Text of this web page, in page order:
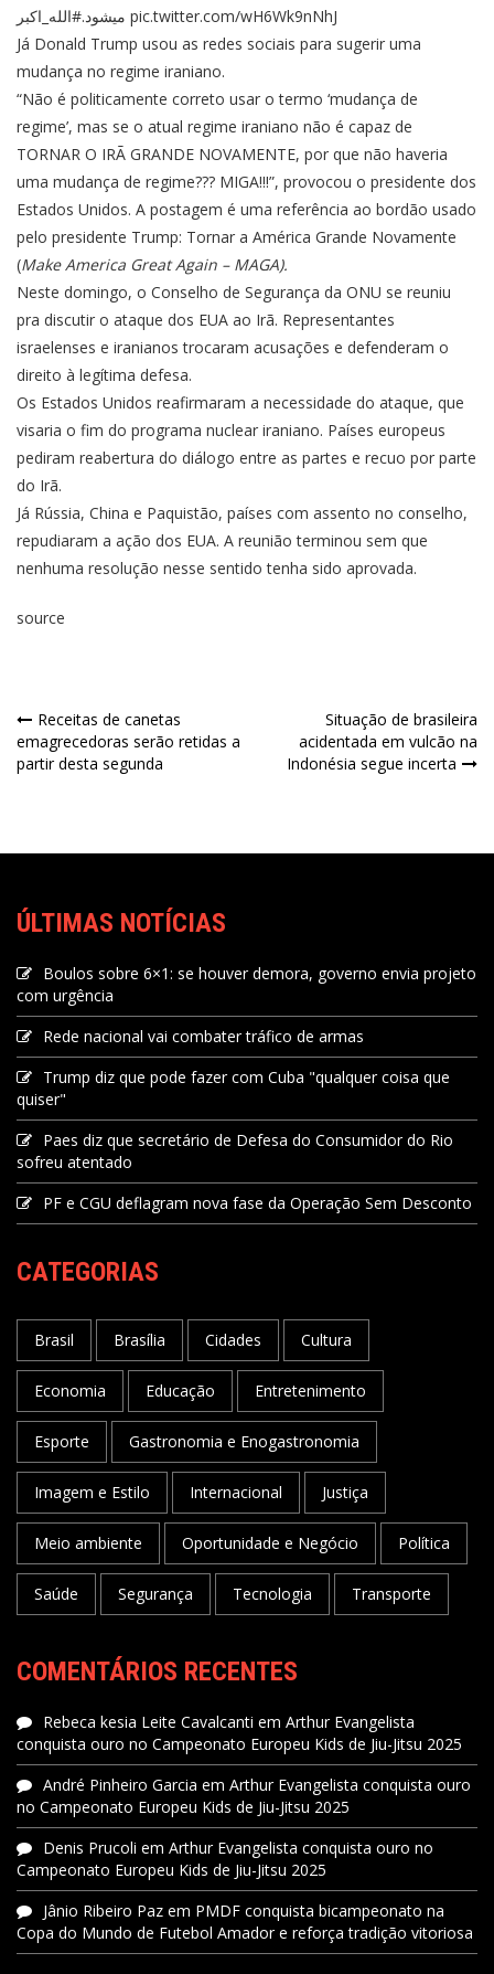
میشود.#الله_اکبر
pic.twitter.com/wH6Wk9nNhJ
Já Donald Trump usou as redes sociais para sugerir uma
mudança no regime iraniano.
“Não é politicamente correto usar o termo ‘mudança de
regime’, mas se o atual regime iraniano não é capaz de
TORNAR O IRÃ GRANDE NOVAMENTE, por que não haveria
uma mudança de regime??? MIGA!!!”, provocou o presidente dos
Estados Unidos. A postagem é uma referência ao bordão usado
pelo presidente Trump: Tornar a América Grande Novamente
(Make America Great Again – MAGA).
Neste domingo, o Conselho de Segurança da ONU se reuniu
pra discutir o ataque dos EUA ao Irã. Representantes
israelenses e iranianos trocaram acusações e defenderam o
direito à legítima defesa.
Os Estados Unidos reafirmaram a necessidade do ataque, que
visaria o fim do programa nuclear iraniano. Países europeus
pediram reabertura do diálogo entre as partes e recuo por parte
do Irã.
Já Rússia, China e Paquistão, países com assento no conselho,
repudiaram a ação dos EUA. A reunião terminou sem que
nenhuma resolução nesse sentido tenha sido aprovada.
source
Receitas de canetas
emagrecedoras serão retidas a
partir desta segunda
Situação de brasileira
acidentada em vulcão na
Indonésia segue incerta
ÚLTIMAS NOTÍCIAS
Boulos sobre 6×1: se houver demora, governo envia projeto
com urgência
Rede nacional vai combater tráfico de armas
Trump diz que pode fazer com Cuba "qualquer coisa que
quiser"
Paes diz que secretário de Defesa do Consumidor do Rio
sofreu atentado
PF e CGU deflagram nova fase da Operação Sem Desconto
CATEGORIAS
Brasil Brasília Cidades Cultura
Economia Educação Entretenimento
Esporte Gastronomia e Enogastronomia
Imagem e Estilo Internacional Justiça
Meio ambiente Oportunidade e Negócio Política
Saúde Segurança Tecnologia Transporte
COMENTÁRIOS RECENTES
Rebeca kesia Leite Cavalcanti em Arthur Evangelista
conquista ouro no Campeonato Europeu Kids de Jiu-Jitsu 2025
André Pinheiro Garcia em Arthur Evangelista conquista ouro
no Campeonato Europeu Kids de Jiu-Jitsu 2025
Denis Prucoli em Arthur Evangelista conquista ouro no
Campeonato Europeu Kids de Jiu-Jitsu 2025
Jânio Ribeiro Paz em PMDF conquista bicampeonato na
Copa do Mundo de Futebol Amador e reforça tradição vitoriosa